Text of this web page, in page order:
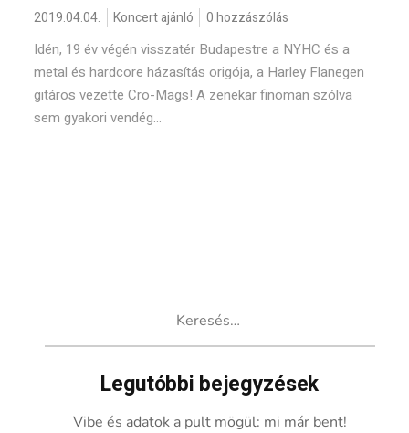
2019.04.04. Koncert ajánló 0 hozzászólás
Idén, 19 év végén visszatér Budapestre a NYHC és a
metal és hardcore házasítás origója, a Harley Flanegen
gitáros vezette Cro-Mags! A zenekar finoman szólva
sem gyakori vendég...
Legutóbbi bejegyzések
Vibe és adatok a pult mögül: mi már bent!